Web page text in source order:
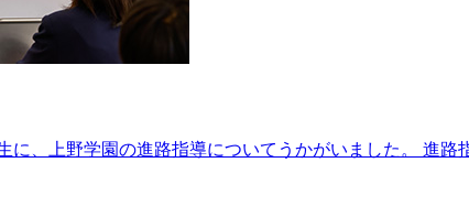
に、上野学園の進路指導についてうかがいました。 進